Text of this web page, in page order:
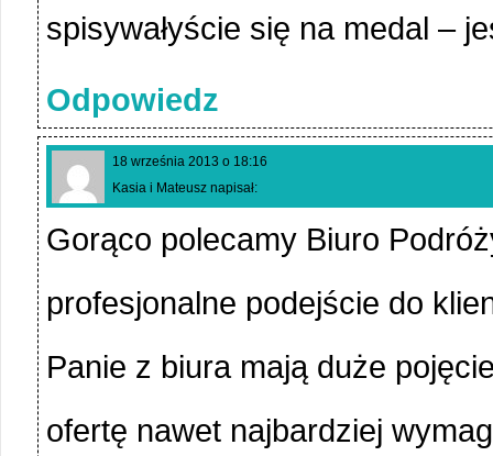
spisywałyście się na medal –
Odpowiedz
18 września 2013 o 18:16
Kasia i Mateusz napisał:
Gorąco polecamy Biuro
profesjonalne podejście do
Panie z biura mają duże
ofertę nawet najbardziej